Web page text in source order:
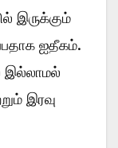
இருக்கும்
ஐதீகம்.
இரவு